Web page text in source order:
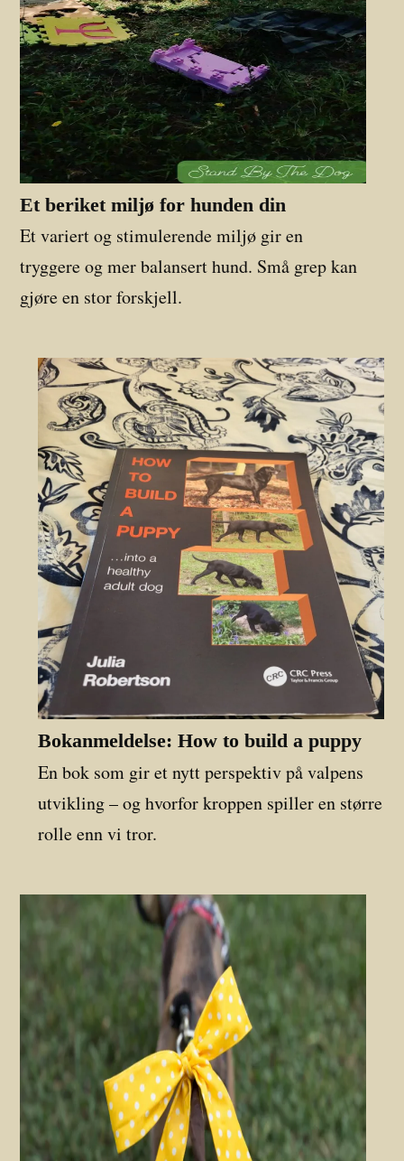
Et beriket miljø for hunden din
Et variert og stimulerende miljø gir en
tryggere og mer balansert hund. Små grep kan
gjøre en stor forskjell.
Bokanmeldelse: How to build a puppy
En bok som gir et nytt perspektiv på valpens
utvikling – og hvorfor kroppen spiller en større
rolle enn vi tror.